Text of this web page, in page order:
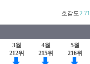
호감도2.71
3월
212위
4월
215위
5월
216위